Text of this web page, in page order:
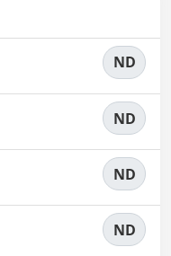
ND
ND
ND
ND